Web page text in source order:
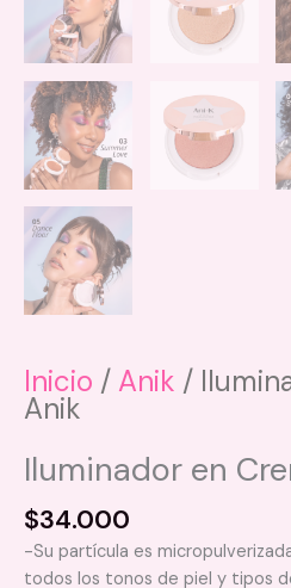
Inicio / Anik /
Anik
Iluminador en
$34.000
-Su partícula es
todos los tonos de piel y tipos